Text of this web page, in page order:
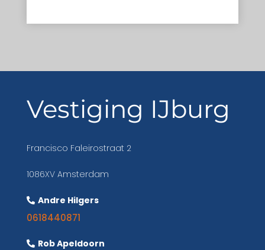
Vestiging IJburg
Francisco Faleirostraat 2
1086XV Amsterdam
Andre Hilgers
0618440871
Rob Apeldoorn